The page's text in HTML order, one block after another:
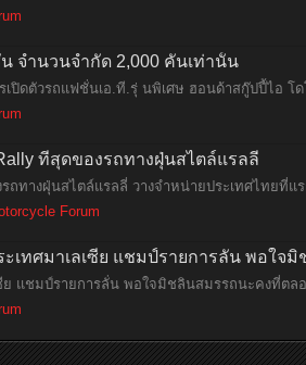
จำนวนจำกัด 2,000 คันเท่านั้น
ปิดตัวรถแฟชั่นเอ.ที.รุ่ นพิเศษ ฮอนด้าสกู๊ปปี้ไอ โ
ที่สุดของรถทางฝุ่นสไตล์แรลลี่
ทางฝุ่นสไตล์แรลลี่ วางจำหน่ายประเทศไทยที่แ
Forum
เทศมาเลเซีย แชมป์รายการลั่น พอใจมิ
แชมป์รายการลั่น พอใจมิชลินสมรรถนะคงที่ตล